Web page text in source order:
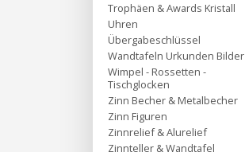
Trophäen & Awards Kristall
Uhren
Übergabeschlüssel
Wandtafeln Urkunden Bilder
Wimpel - Rossetten -
Tischglocken
Zinn Becher & Metalbecher
Zinn Figuren
Zinnrelief & Alurelief
Zinnteller & Wandtafel